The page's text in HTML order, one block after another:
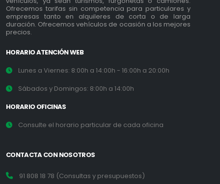
Ofrecemos tarifas sin competencia para particulares y
empresas tanto en alquileres de corta o de larga
duración. Ofrecemos vehículos de ocasión a los mejores
precios.
HORARIO ATENCIÓN WEB
Lunes a Viernes: 8:00h a 14:00h - 16:00h a 20:00h
Sábados y Domingos: 8:00h a 14:00h
HORARIO OFICINAS
Consulte el horario particular de cada oficina
CONTACTA CON NOSOTROS
91 808 18 78 (Consultas y presupuestos)